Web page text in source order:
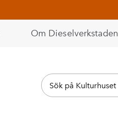
Om Dieselverkstaden